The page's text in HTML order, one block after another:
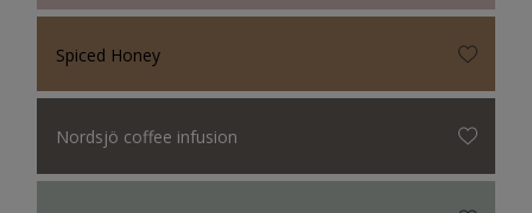
Spiced Honey
Nordsjö coffee infusion